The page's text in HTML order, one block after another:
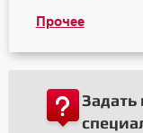
Прочее